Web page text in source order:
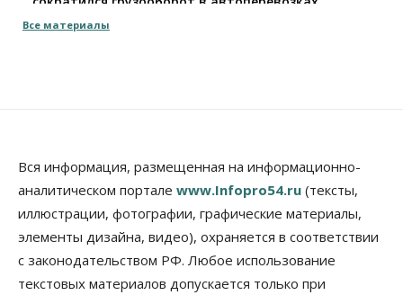
07 Августа 2026, 19:00
В аэропорту Толмачёво завершены работы по
бетонированию рулежных дорожек
07 Августа 2026, 17:00
Бизнес Недвижимость Общество
Новосибирцы стали реже оформлять
дома по упрощенной схеме
07 Августа 2026, 16:00
Все материалы
Вся информация, размещенная на информационно-
аналитическом портале www.Infopro54.ru (тексты,
иллюстрации, фотографии, графические материалы,
элементы дизайна, видео), охраняется в соответствии
с законодательством РФ. Любое использование
текстовых материалов допускается только при